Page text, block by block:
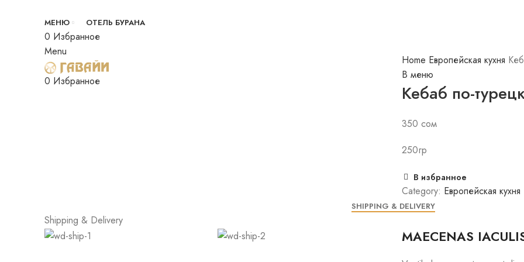
МЕНЮ ОТЕЛЬ БУРАНА
0 Избранное
Menu
0 Избранное
Click to enlarge
Home Европейская кухня
В меню
Кебаб по-
350 сом
250гр
В избранное
Category: Европейская кухня
SHIPPING & DELIVERY
Shipping & Delivery
MAECENAS